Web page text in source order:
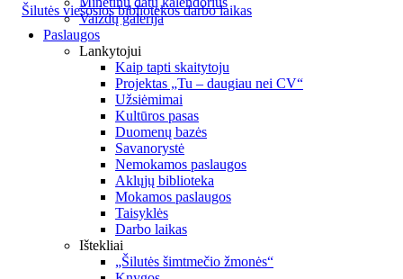
Vaizdų galerija
Paslaugos
Lankytojui
Kaip tapti skaitytoju
Projektas „Tu – daugiau nei CV“
Užsiėmimai
Kultūros pasas
Duomenų bazės
Savanorystė
Nemokamos paslaugos
Aklųjų biblioteka
Mokamos paslaugos
Taisyklės
Darbo laikas
Ištekliai
„Šilutės šimtmečio žmonės“